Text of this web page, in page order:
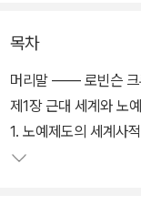
목차
머리말 ―― 로빈슨 크
제1장 근대 세계와 노
1. 노예제도의 세계사